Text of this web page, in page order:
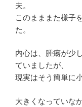
夫。
このまままた様子
た。
内心は、腫瘍が少
ていましたが、
現実はそう簡単に
大きくなっていな